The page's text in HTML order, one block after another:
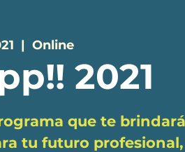
  |
Online
2021
que te brindará
tu futuro profesional,